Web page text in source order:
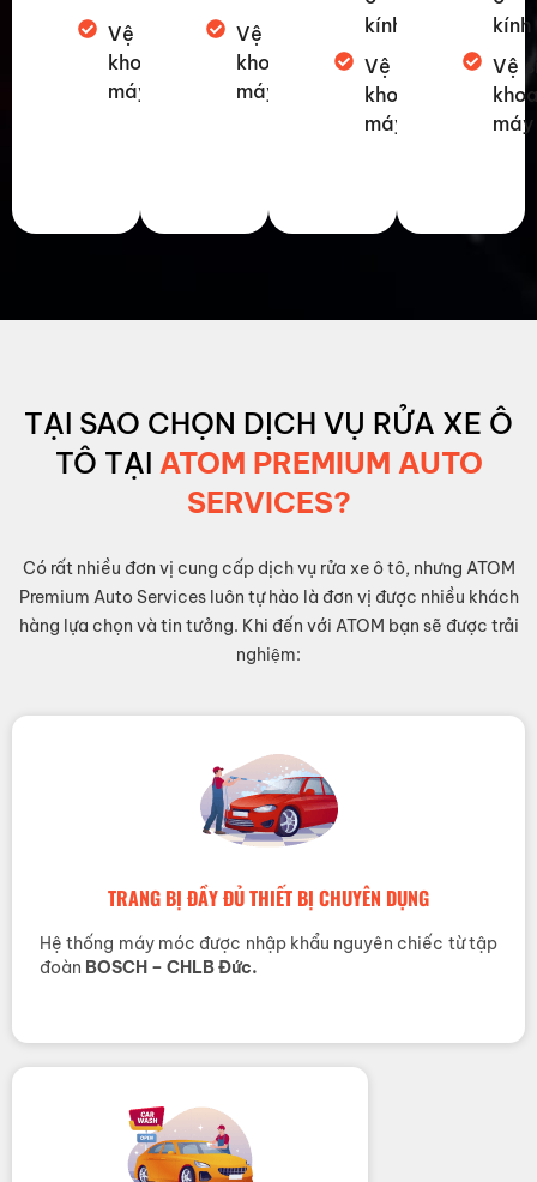
Vệ sinh
khoang
máy
Vệ sinh
khoang
máy
kính
Vệ sinh
khoang
máy
kính
Vệ
máy
TẠI SAO CHỌN DỊCH VỤ RỬA XE Ô
TÔ TẠI ATOM PREMIUM AUTO
SERVICES?
Có rất nhiều đơn vị cung cấp dịch vụ rửa xe ô tô, nhưng ATOM
Premium Auto Services luôn tự hào là đơn vị được nhiều khách
hàng lựa chọn và tin tưởng. Khi đến với ATOM bạn sẽ được trải
nghiệm:
TRANG BỊ ĐẦY ĐỦ THIẾT BỊ CHUYÊN DỤNG
Hệ thống máy móc được nhập khẩu nguyên chiếc từ tập
đoàn BOSCH – CHLB Đức.